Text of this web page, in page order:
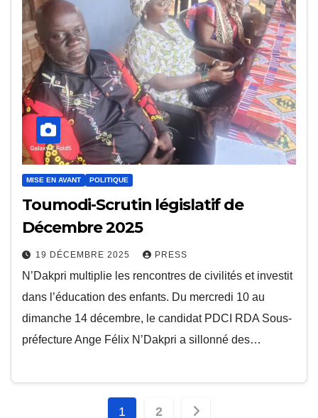
MISE EN AVANT POLITIQUE
Toumodi-Scrutin législatif de
Décembre 2025
19 DÉCEMBRE 2025 PRESS
N’Dakpri multiplie les rencontres de civilités et investit
dans l’éducation des enfants. Du mercredi 10 au
dimanche 14 décembre, le candidat PDCI RDA Sous-
préfecture Ange Félix N’Dakpri a sillonné des…
Pagination
1 2